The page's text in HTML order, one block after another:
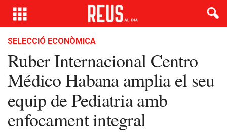
SELECCIÓ ECONÒMICA
Ruber Internacional Centro
Médico Habana amplia el seu
equip de Pediatria amb
enfocament integral